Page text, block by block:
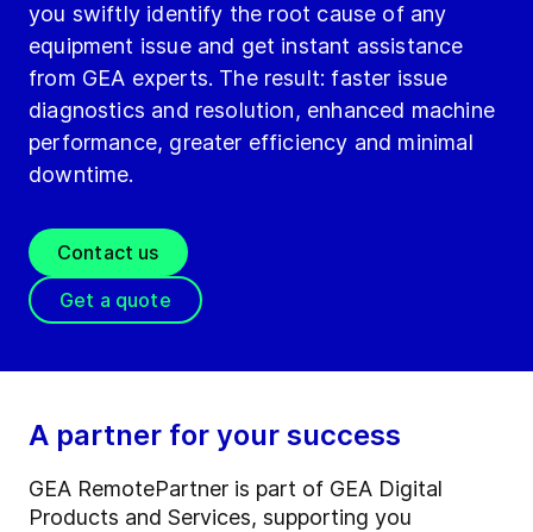
you swiftly identify the root cause of any
equipment issue and get instant assistance
from GEA experts. The result: faster issue
diagnostics and resolution, enhanced machine
performance, greater efficiency and minimal
downtime.
Contact us
Get a quote
A partner for your success
GEA RemotePartner is part of GEA Digital
Products and Services, supporting you